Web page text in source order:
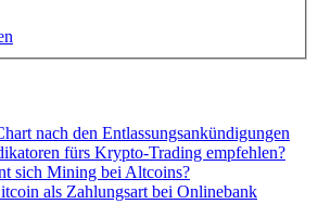
nach den Entlassungsankündigungen
fürs Krypto-Trading empfehlen?
sich Mining bei Altcoins?
als Zahlungsart bei Onlinebank